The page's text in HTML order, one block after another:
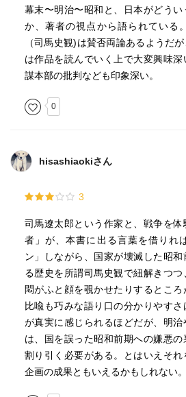
幕末〜明治〜昭和と、日本がどう
か、著者の視点から語られている
（司馬史観)は賛否両論あるようだ
は作品を読んでいく上で大変興味
謀本部の批判なども印象深い。
0
hisashiaokiさん
3
司馬遼太郎という作家と、戦争を
者」が、本書に出る言葉を借りれ
ン」しながら、国家が壊滅した昭
る歴史を所謂司馬史観で紐解きつ
悶がふと顔を覗かせたりするとこ
比喩も巧みな語り口の分かりやす
が真実に感じられるほどだが、明
は、国を誤った昭和前期への嫌悪の
割り引く必要がある。とはいえそ
企画の成果ともいえるかもしれない。